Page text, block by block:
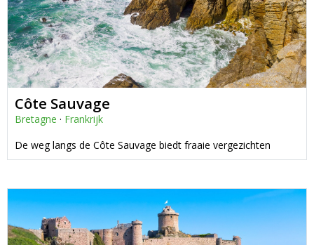
Côte Sauvage
Bretagne · Frankrijk
De weg langs de Côte Sauvage biedt fraaie vergezichten